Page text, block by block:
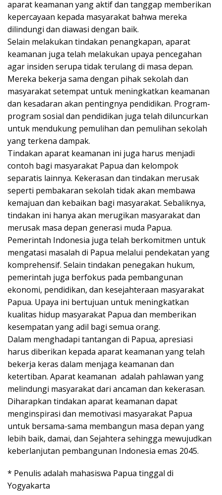
aparat keamanan yang aktif dan tanggap memberikan
kepercayaan kepada masyarakat bahwa mereka
dilindungi dan diawasi dengan baik.
Selain melakukan tindakan penangkapan, aparat
keamanan juga telah melakukan upaya pencegahan
agar insiden serupa tidak terulang di masa depan.
Mereka bekerja sama dengan pihak sekolah dan
masyarakat setempat untuk meningkatkan keamanan
dan kesadaran akan pentingnya pendidikan. Program-
program sosial dan pendidikan juga telah diluncurkan
untuk mendukung pemulihan dan pemulihan sekolah
yang terkena dampak.
Tindakan aparat keamanan ini juga harus menjadi
contoh bagi masyarakat Papua dan kelompok
separatis lainnya. Kekerasan dan tindakan merusak
seperti pembakaran sekolah tidak akan membawa
kemajuan dan kebaikan bagi masyarakat. Sebaliknya,
tindakan ini hanya akan merugikan masyarakat dan
merusak masa depan generasi muda Papua.
Pemerintah Indonesia juga telah berkomitmen untuk
mengatasi masalah di Papua melalui pendekatan yang
komprehensif. Selain tindakan penegakan hukum,
pemerintah juga berfokus pada pembangunan
ekonomi, pendidikan, dan kesejahteraan masyarakat
Papua. Upaya ini bertujuan untuk meningkatkan
kualitas hidup masyarakat Papua dan memberikan
kesempatan yang adil bagi semua orang.
Dalam menghadapi tantangan di Papua, apresiasi
harus diberikan kepada aparat keamanan yang telah
bekerja keras dalam menjaga keamanan dan
ketertiban. Aparat keamanan adalah pahlawan yang
melindungi masyarakat dari ancaman dan kekerasan.
Diharapkan tindakan aparat keamanan dapat
menginspirasi dan memotivasi masyarakat Papua
untuk bersama-sama membangun masa depan yang
lebih baik, damai, dan Sejahtera sehingga mewujudkan
keberlanjutan pembangunan Indonesia emas 2045.
* Penulis adalah mahasiswa Papua tinggal di
Yogyakarta